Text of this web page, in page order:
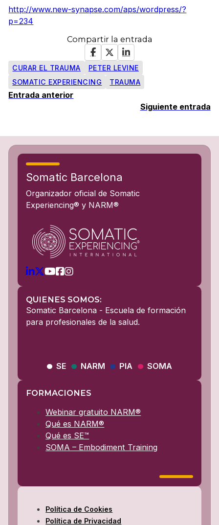
http://www.new-synapse.com/aps/wordpress/?
p=234
Compartir la entrada
CURAR EL TRAUMA
PETER LEVINE
SOMATIC EXPERIENCING
TRAUMA
Entrada anterior
Siguiente entrada
Somatic Barcelona
Organizador oficial de Somatic
Experiencing® y NARM®
QUIENES SOMOS:
Somatic Barcelona - Escuela de formación
para profesionales de la salud.
SE NARM PIA SOMA
FORMACIONES
Webinar gratuito NARM®
Qué es NARM®
Qué es SE™
SOMA – Embodiment Training
Política de Cookies
Política de Privacidad